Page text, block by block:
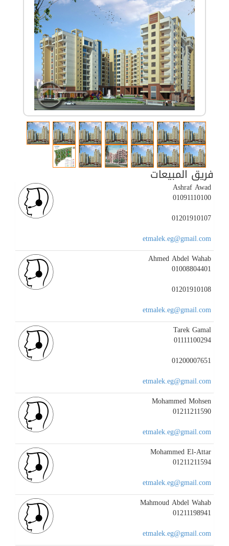
فريق المبيعات
Ashraf Awad
01091110100
01201910107
etmalek.eg@gmail.com
Ahmed Abdel Wahab
01008804401
01201910108
etmalek.eg@gmail.com
Tarek Gamal
01111100294
01200007651
etmalek.eg@gmail.com
Mohammed Mohsen
01211211590
etmalek.eg@gmail.com
Mohammed El-Attar
01211211594
etmalek.eg@gmail.com
Mahmoud Abdel Wahab
01211198941
etmalek.eg@gmail.com